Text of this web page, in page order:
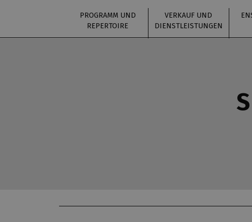
PROGRAMM UND
REPERTOIRE
VERKAUF UND
DIENSTLEISTUNGEN